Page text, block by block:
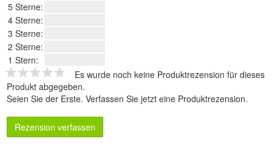
5 Sterne:
4 Sterne:
3 Sterne:
2 Sterne:
1 Stern:
Es wurde noch keine Produktrezension für dieses
Produkt abgegeben.
Seien Sie der Erste. Verfassen Sie jetzt eine Produktrezension.
Rezension verfassen